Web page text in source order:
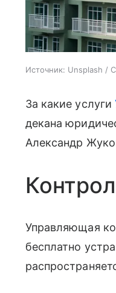
Источник: Unsplash /
За какие услуги
декана
Александр
Управляющая
бесплатно